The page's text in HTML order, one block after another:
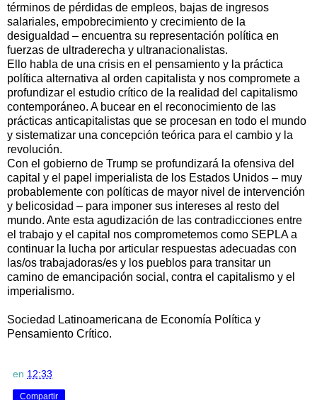
términos de pérdidas de empleos, bajas de ingresos
salariales, empobrecimiento y crecimiento de la
desigualdad – encuentra su representación política en
fuerzas de ultraderecha y ultranacionalistas.
Ello habla de una crisis en el pensamiento y la práctica
política alternativa al orden capitalista y nos compromete a
profundizar el estudio crítico de la realidad del capitalismo
contemporáneo. A bucear en el reconocimiento de las
prácticas anticapitalistas que se procesan en todo el mundo
y sistematizar una concepción teórica para el cambio y la
revolución.
Con el gobierno de Trump se profundizará la ofensiva del
capital y el papel imperialista de los Estados Unidos – muy
probablemente con políticas de mayor nivel de intervención
y belicosidad – para imponer sus intereses al resto del
mundo. Ante esta agudización de las contradicciones entre
el trabajo y el capital nos comprometemos como SEPLA a
continuar la lucha por articular respuestas adecuadas con
las/os trabajadoras/es y los pueblos para transitar un
camino de emancipación social, contra el capitalismo y el
imperialismo.
Sociedad Latinoamericana de Economía Política y
Pensamiento Crítico.
en 12:33
Compartir